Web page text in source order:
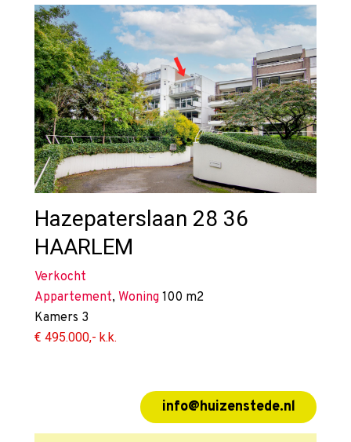
Hazepaterslaan 28 36
HAARLEM
Verkocht
Appartement, Woning 100 m2
Kamers 3
€ 495.000,- k.k.
info@huizenstede.nl